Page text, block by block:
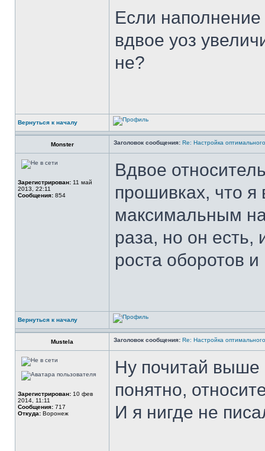
Если наполнение
вдвое уоз
не?
Вернуться к началу
Monster Заголовок сообщения: Re: Настройка
Зарегистрирован: 11 май
2013, 22:11
Сообщения: 854
Вдвое
прошивках, что я
максимальным
раза, но он есть,
роста оборотов
Вернуться к началу
Mustela Заголовок сообщения: Re: Настройка
Зарегистрирован: 10 фев
2014, 11:11
Сообщения: 717
Откуда: Воронеж
Ну почитай выше
понятно,
И я нигде не